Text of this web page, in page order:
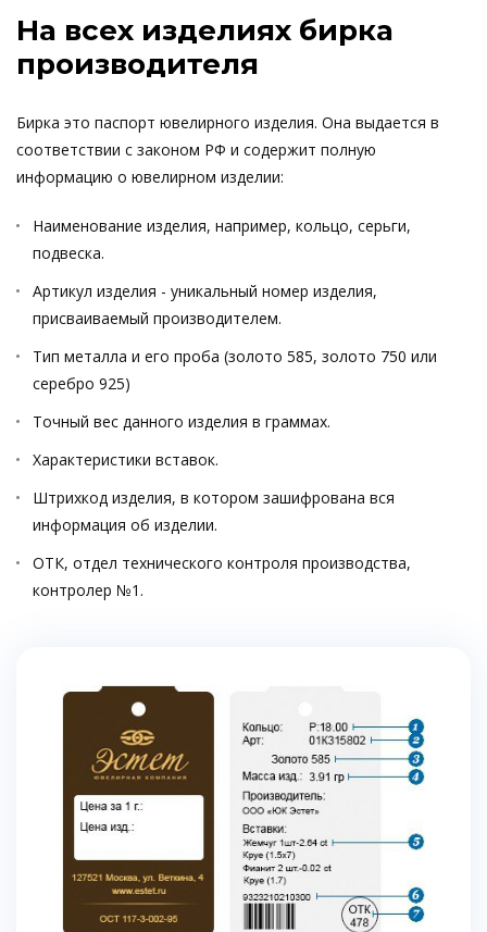
На всех изделиях бирка
производителя
Бирка это паспорт ювелирного изделия. Она выдается в
соответствии с законом РФ и содержит полную
информацию о ювелирном изделии:
Наименование изделия, например, кольцо, серьги,
подвеска.
Артикул изделия - уникальный номер изделия,
присваиваемый производителем.
Тип металла и его проба (золото 585, золото 750 или
серебро 925)
Точный вес данного изделия в граммах.
Характеристики вставок.
Штрихкод изделия, в котором зашифрована вся
информация об изделии.
ОТК, отдел технического контроля производства,
контролер №1.